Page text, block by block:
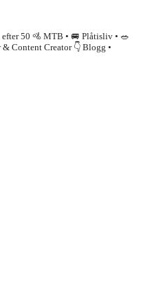
50 🚵 MTB • 🚐 Plåtisliv • 🥗
& Content Creator👇 Blogg •